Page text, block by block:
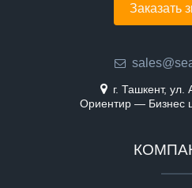
Заказать
г. Ташкент,
Ориентир — Бизнес